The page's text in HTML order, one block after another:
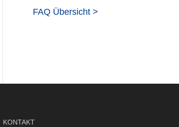
FAQ Übersicht >
KONTAKT